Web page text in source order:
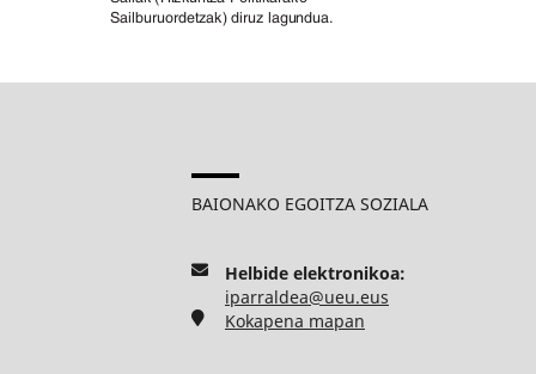
BAIONAKO EGOITZA SOZIALA
Helbide elektronikoa:
iparraldea@ueu.eus
Kokapena mapan